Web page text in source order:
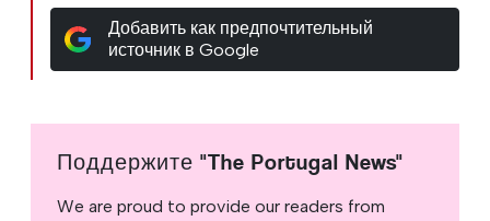
Добавить как предпочтительный
источник в Google
Поддержите "The Portugal News"
We are proud to provide our readers from